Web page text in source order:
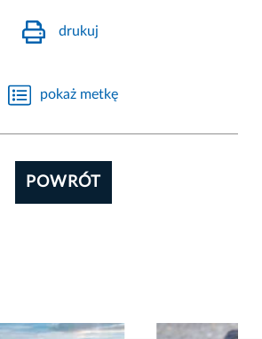
drukuj
pokaż metkę
POWRÓT